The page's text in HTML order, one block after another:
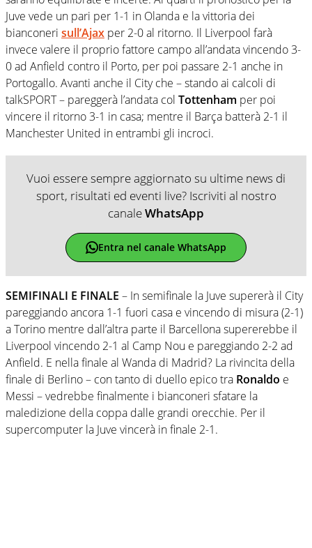
Juve vede un pari per 1-1 in Olanda e la vittoria dei
bianconeri sull’Ajax per 2-0 al ritorno. Il Liverpool farà
invece valere il proprio fattore campo all’andata vincendo 3-
0 ad Anfield contro il Porto, per poi passare 2-1 anche in
Portogallo. Avanti anche il City che – stando ai calcoli di
talkSPORT – pareggerà l’andata col Tottenham per poi
vincere il ritorno 3-1 in casa; mentre il Barça batterà 2-1 il
Manchester United in entrambi gli incroci.
Vuoi essere sempre aggiornato su ultime news di
sport, risultati ed eventi live? Iscriviti al nostro
canaleWhatsApp
Entra nel canale WhatsApp
SEMIFINALI E FINALE – In semifinale la Juve supererà il City
pareggiando ancora 1-1 fuori casa e vincendo di misura (2-1)
a Torino mentre dall’altra parte il Barcellona supererebbe il
Liverpool vincendo 2-1 al Camp Nou e pareggiando 2-2 ad
Anfield. E nella finale al Wanda di Madrid? La rivincita della
finale di Berlino – con tanto di duello epico tra Ronaldo e
Messi – vedrebbe finalmente i bianconeri sfatare la
maledizione della coppa dalle grandi orecchie. Per il
supercomputer la Juve vincerà in finale 2-1.